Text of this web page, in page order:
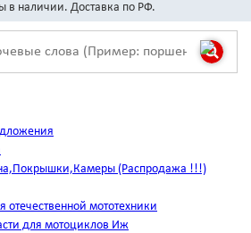
в наличии. Доставка по РФ.
(Распродажа !!!)
отечественной мототехники
для мотоциклов Иж